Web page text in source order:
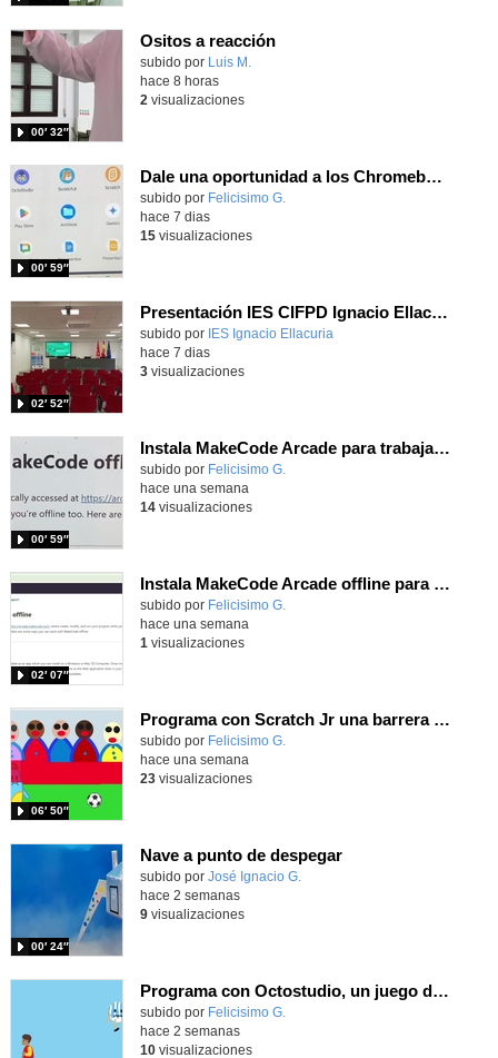
Ositos a reacción
Contenido educativo.
subido por Luis M.
00′ 32″
hace 8 horas
2 visualizaciones
Dale una oportunidad a los Chromebooks y utiliza un proyector para realizar talleres si no tienes pantallas táctiles
Contenido educativo.
subido por Felicisimo G.
00′ 59″
hace 7 dias
15visualizaciones
Presentación IES CIFPD Ignacio Ellacuría
Contenido educativo.
subido por IES Ignacio Ellacuria
02′ 52″
hace 7 dias
3visualizaciones
Instala MakeCode Arcade para trabajar offline en tu tablet, ordenador, Chromebook
Contenido educativo.
subido por Felicisimo G.
00′ 59″
hace una semana
14visualizaciones
Instala MakeCode Arcade offline para programar grandes juegos sin necesidad de Internet
Contenido educativo.
subido por Felicisimo G.
02′ 07″
hace una semana
1 visualizaciones
Programa con Scratch Jr una barrera que se desplaza para dar sensación de movimiento
Contenido educativo.
subido por Felicisimo G.
06′ 50″
hace una semana
23visualizaciones
Nave a punto de despegar
Contenido educativo.
subido por José Ignacio G.
00′ 24″
hace 2 semanas
9visualizaciones
Programa con Octostudio, un juego de 4 personajes ganando la copa del mundo saltando y esquivando rivales.
Contenido educativo.
subido por Felicisimo G.
hace 2 semanas
10visualizaciones